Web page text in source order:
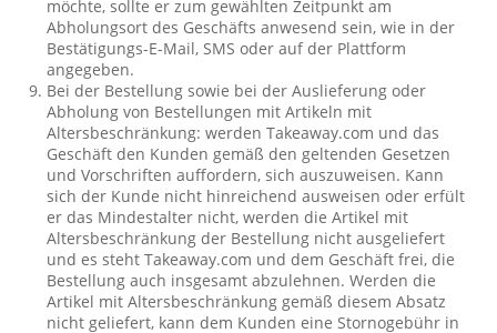
möchte, sollte er zum gewählten Zeitpunkt am
Abholungsort des Geschäfts anwesend sein, wie in der
Bestätigungs-E-Mail, SMS oder auf der Plattform
angegeben.
Bei der Bestellung sowie bei der Auslieferung oder
Abholung von Bestellungen mit Artikeln mit
Altersbeschränkung: werden Takeaway.com und das
Geschäft den Kunden gemäß den geltenden Gesetzen
und Vorschriften auffordern, sich auszuweisen. Kann
sich der Kunde nicht hinreichend ausweisen oder erfült
er das Mindestalter nicht, werden die Artikel mit
Altersbeschränkung der Bestellung nicht ausgeliefert
und es steht Takeaway.com und dem Geschäft frei, die
Bestellung auch insgesamt abzulehnen. Werden die
Artikel mit Altersbeschränkung gemäß diesem Absatz
nicht geliefert, kann dem Kunden eine Stornogebühr in